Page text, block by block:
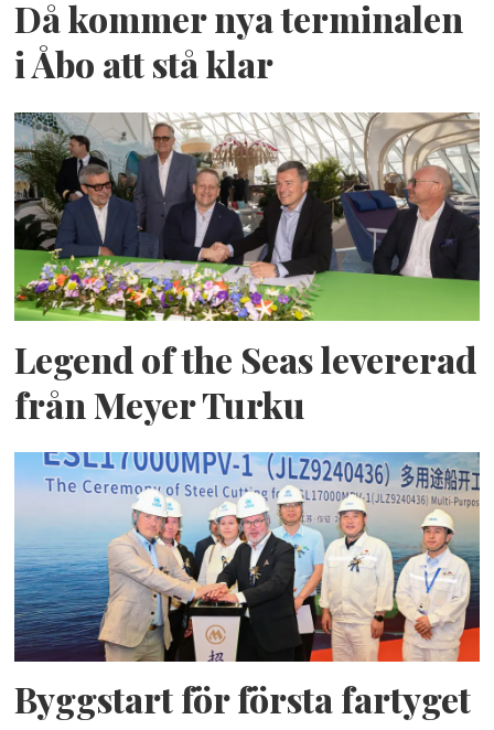
Då kommer nya terminalen
i Åbo att stå klar
Legend of the Seas levererad
från Meyer Turku
Byggstart för första fartyget